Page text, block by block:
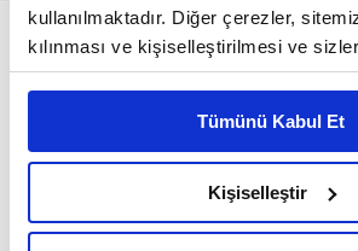
kullanılmaktadır. Diğer çerezler,
kılınması ve kişiselleştirilmesi ve
reklam/pazarlama faaliyetlerinin
Çerezlere ilişkin tercihlerinizi çerez
belirleyebilirsiniz. Çerezlere ilişkin
Ayarlar butonuna tıklayabilir,Çerez
Metnimizi ziyaret edebilirsiniz.
Tümünü Kabul Et
Kişiselleştir